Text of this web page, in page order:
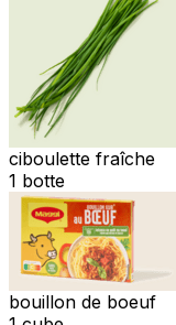
ciboulette fraîche
1 botte
bouillon de boeuf